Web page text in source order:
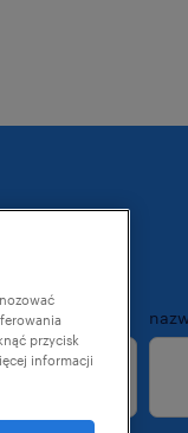
przycisk
informacji